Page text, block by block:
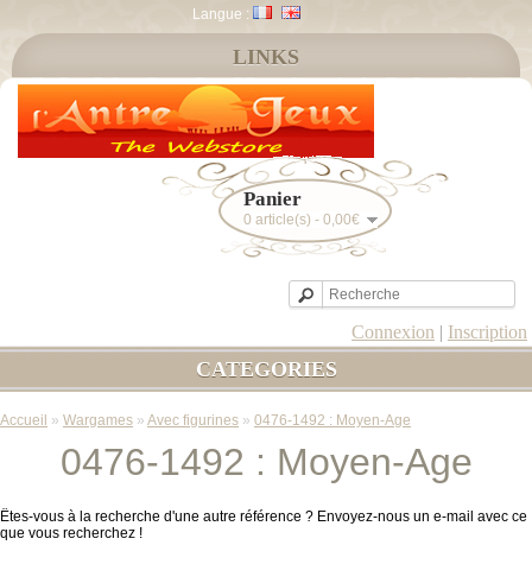
Langue :
Panier
0 article(s) - 0,00€
Connexion | Inscription
LINKS
CATEGORIES
Accueil » Wargames » Avec figurines » 0476-1492 : Moyen-Age
0476-1492 : Moyen-Age
Êtes-vous à la recherche d'une autre référence ? Envoyez-nous un e-mail avec ce
que vous recherchez !